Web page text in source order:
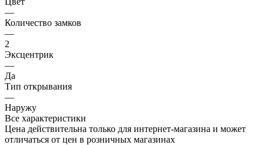
—
Количество замков
—
2
Эксцентрик
—
Да
Тип открывания
—
Наружу
Все характеристики
Цена действительна только для интернет-магазина и может
отличаться от цен в розничных магазинах